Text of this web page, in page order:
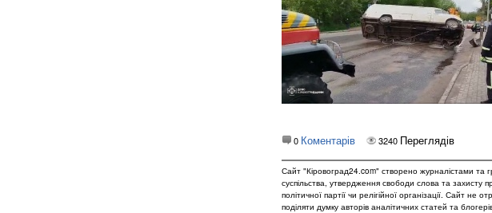
0 Коментарів 3240 Переглядів
Сайт "Кіровоград24.com" створено журналістами та
суспільства, утвердження свободи слова та захисту
політичної партії чи релігійної організації. Сайт
поділяти думку авторів аналітичних статей та